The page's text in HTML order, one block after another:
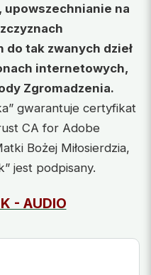
upowszechnianie na
do tak zwanych dzieł
internetowych,
Zgromadzenia.
gwarantuje certyfikat
CA for Adobe
Bożej Miłosierdzia,
jest podpisany.
- AUDIO